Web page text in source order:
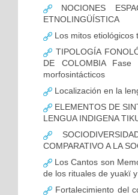
NOCIONES
ETNOLINGÜÍSTICA
Los mitos etiológicos
TIPOLOGÍA
DE COLOMBIA
morfosintácticos
Localización en la
ELEMENTOS DE
LENGUA INDIGENA
COMPARATIVO A LA
Los Cantos son
de los rituales de yuakï
Fortalecimiento del